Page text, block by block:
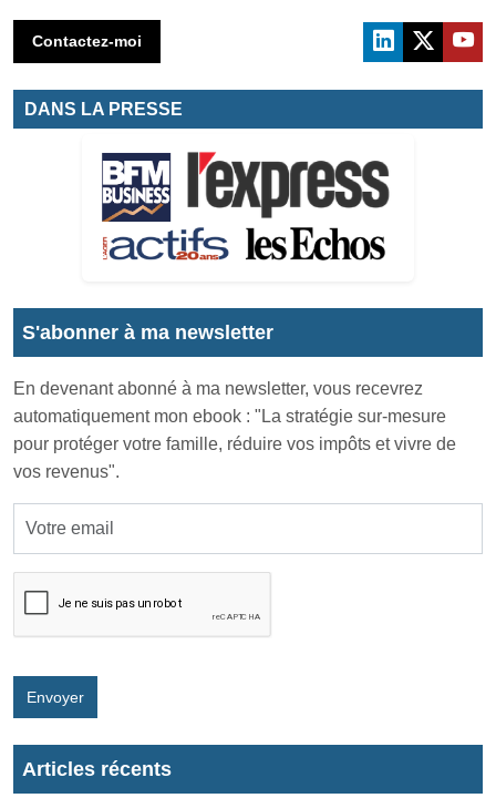
Contactez-moi
DANS LA PRESSE
S'abonner à ma newsletter
En devenant abonné à ma newsletter, vous recevrez
automatiquement mon ebook : "La stratégie sur-mesure
pour protéger votre famille, réduire vos impôts et vivre de
vos revenus".
Envoyer
Articles récents